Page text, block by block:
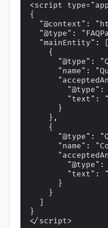
<script
{
"@context":
"@type":
  "mainEntity": [
    {
"@type":
"name":
"@type":
"text":
      }
    },
    {
"@type":
"name":
"@type":
"text":
      }
    }
  ]
}